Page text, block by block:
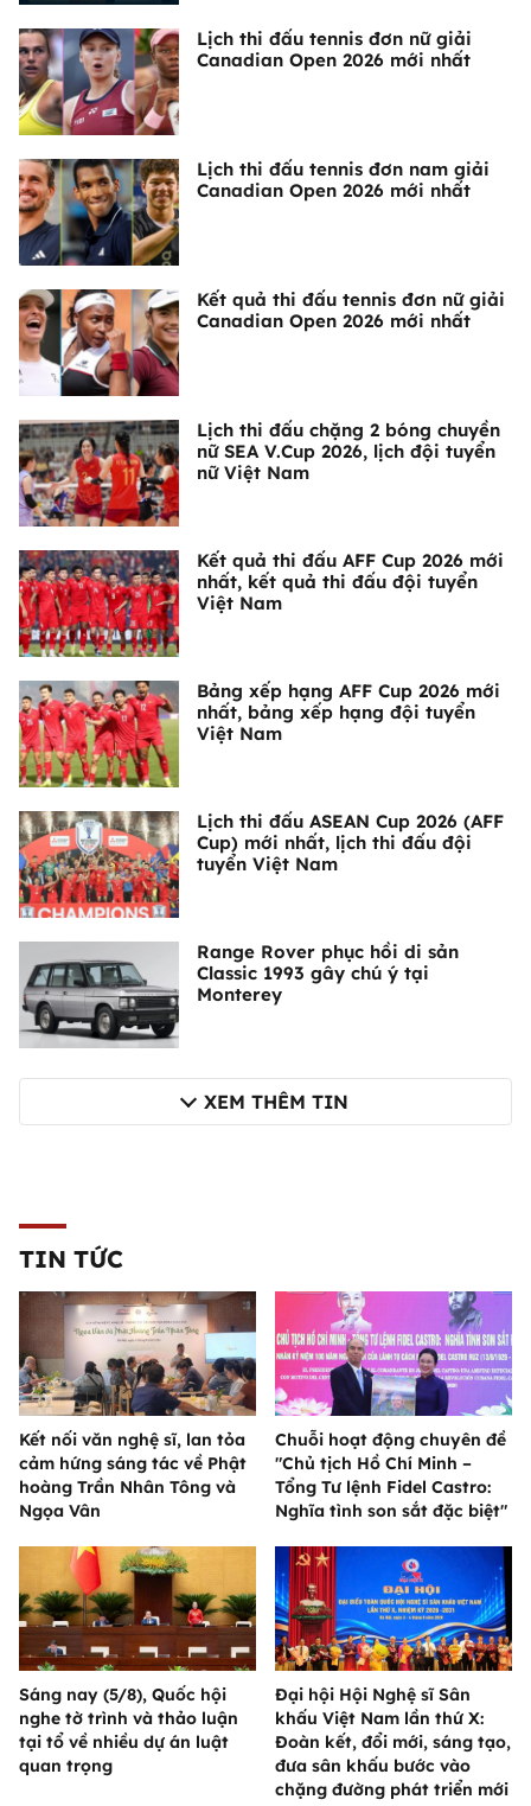
Lịch thi đấu tennis đơn nữ giải
Canadian Open 2026 mới nhất
Lịch thi đấu tennis đơn nam giải
Canadian Open 2026 mới nhất
Kết quả thi đấu tennis đơn nữ giải
Canadian Open 2026 mới nhất
Lịch thi đấu chặng 2 bóng chuyền
nữ SEA V.Cup 2026, lịch đội tuyển
nữ Việt Nam
Kết quả thi đấu AFF Cup 2026 mới
nhất, kết quả thi đấu đội tuyển
Việt Nam
Bảng xếp hạng AFF Cup 2026 mới
nhất, bảng xếp hạng đội tuyển
Việt Nam
Lịch thi đấu ASEAN Cup 2026 (AFF
Cup) mới nhất, lịch thi đấu đội
tuyển Việt Nam
Range Rover phục hồi di sản
Classic 1993 gây chú ý tại
Monterey
XEM THÊM TIN
TIN TỨC
Kết nối văn nghệ sĩ, lan tỏa
cảm hứng sáng tác về Phật
hoàng Trần Nhân Tông và
Ngọa Vân
Chuỗi hoạt động chuyên đề
"Chủ tịch Hồ Chí Minh –
Tổng Tư lệnh Fidel Castro:
Nghĩa tình son sắt đặc biệt"
Sáng nay (5/8), Quốc hội
nghe tờ trình và thảo luận
tại tổ về nhiều dự án luật
quan trọng
Đại hội Hội Nghệ sĩ Sân
khấu Việt Nam lần thứ X:
Đoàn kết, đổi mới, sáng tạo,
đưa sân khấu bước vào
chặng đường phát triển mới